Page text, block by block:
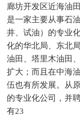
廊坊开发区近海油
是一家主要从事石
井、试油）的专业
化的华北局、东北
油田、塔里木油田
扩大；而且在中海
伍也有所发展。从
的专业化公司，并
有23